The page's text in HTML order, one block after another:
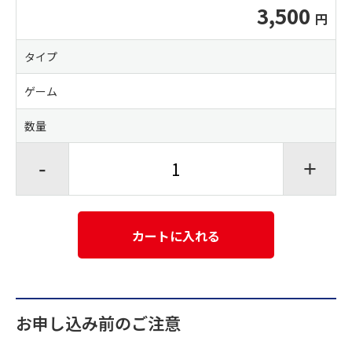
3,500
タイプ
ゲーム
数量
- +
カートに入れる
お申し込み前のご注意